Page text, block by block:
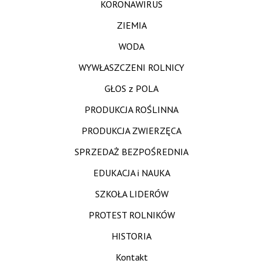
KORONAWIRUS
ZIEMIA
WODA
WYWŁASZCZENI ROLNICY
GŁOS z POLA
PRODUKCJA ROŚLINNA
PRODUKCJA ZWIERZĘCA
SPRZEDAŻ BEZPOŚREDNIA
EDUKACJA i NAUKA
SZKOŁA LIDERÓW
PROTEST ROLNIKÓW
HISTORIA
Kontakt